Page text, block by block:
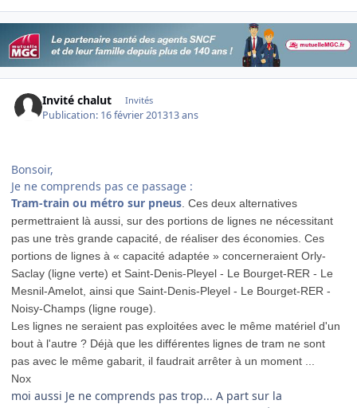
Invité chalut Invités
Publication: 16 février 201313 ans
Bonsoir,
Je ne comprends pas ce passage :
Tram-train ou métro sur pneus . Ces deux alternatives
permettraient là aussi, sur des portions de lignes ne nécessitant
pas une très grande capacité, de réaliser des économies. Ces
portions de lignes à « capacité adaptée » concerneraient Orly-
Saclay (ligne verte) et Saint-Denis-Pleyel - Le Bourget-RER - Le
Mesnil-Amelot, ainsi que Saint-Denis-Pleyel - Le Bourget-RER -
Noisy-Champs (ligne rouge).
Les lignes ne seraient pas exploitées avec le même matériel d'un
bout à l'autre ? Déjà que les différentes lignes de tram ne sont
pas avec le même gabarit, il faudrait arrêter à un moment ...
Nox
moi aussi Je ne comprends pas trop... A part sur la